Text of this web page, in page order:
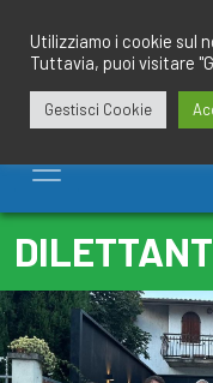
contenuto
Utilizziamo i cookie sul
Tuttavia, puoi visitare
Gestisci Cookie